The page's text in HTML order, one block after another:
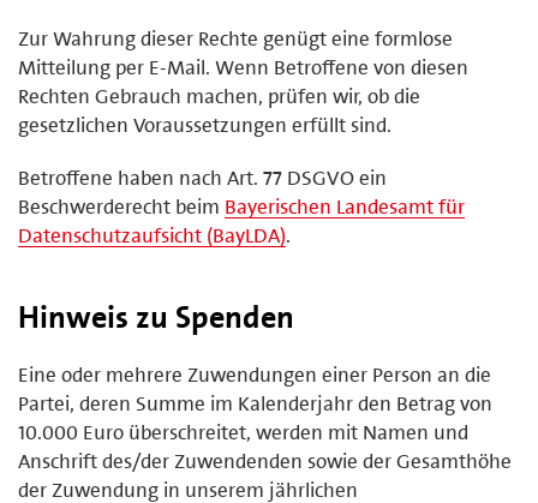
Zur Wahrung dieser Rechte genügt eine formlose
Mitteilung per E-Mail. Wenn Betroffene von diesen
Rechten Gebrauch machen, prüfen wir, ob die
gesetzlichen Voraussetzungen erfüllt sind.
Betroffene haben nach Art. 77 DSGVO ein
Beschwerderecht beim Bayerischen Landesamt für
Datenschutzaufsicht (BayLDA).
Hinweis zu Spenden
Eine oder mehrere Zuwendungen einer Person an die
Partei, deren Summe im Kalenderjahr den Betrag von
10.000 Euro überschreitet, werden mit Namen und
Anschrift des/der Zuwendenden sowie der Gesamthöhe
der Zuwendung in unserem jährlichen